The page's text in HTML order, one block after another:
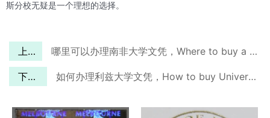
斯分校无疑是一个理想的选择。
上一篇 哪里可以办理南非大学文凭，Where to buy a university of south africa(UNISA) diploma?
下一篇 如何办理利兹大学文凭，How to buy University of Leeds diploma?